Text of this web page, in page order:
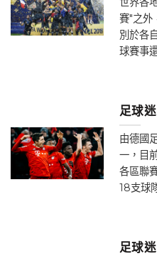
賽"之外
別於各
球賽事
足球
由德國
一，目
各區聯
18支球
足球